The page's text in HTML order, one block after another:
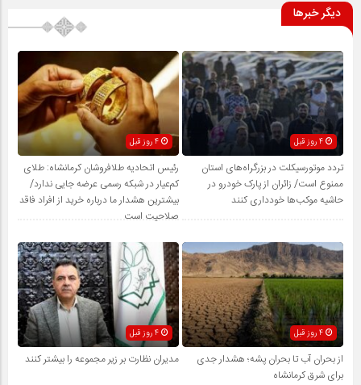
دیگر خبرها
4 روز قبل
تردد موتورسیکلت در بزرگراه‌های استان
ممنوع است/ زائران از پارک خودرو در
حاشیه موکب‌ها خودداری کنند
رئیس اتحادیه طلافروشان کرمانشاه: طلای
کم‌عیار در شبکه رسمی عرضه جایی ندارد/
بیشترین هشدار ما درباره خرید از افراد فاقد
صلاحیت است
4 روز قبل
از بحران آب تا بحران پشه؛ هشدار جدی
برای شرق کرمانشاه
مدیران نظارت بر زیر مجموعه را بیشتر کنند